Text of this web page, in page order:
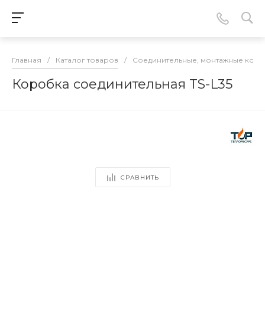
Главная / Каталог товаров / Соединительные, монтажные
Коробка соединительная TS-L35
СРАВНИТЬ